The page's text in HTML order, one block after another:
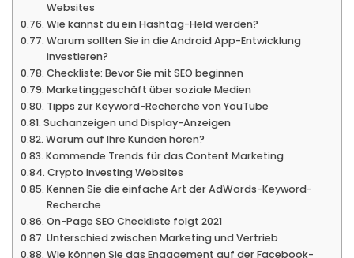
Websites
Wie kannst du ein Hashtag-Held werden?
Warum sollten Sie in die Android App-Entwicklung
investieren?
Checkliste: Bevor Sie mit SEO beginnen
Marketinggeschäft über soziale Medien
Tipps zur Keyword-Recherche von YouTube
Suchanzeigen und Display-Anzeigen
Warum auf Ihre Kunden hören?
Kommende Trends für das Content Marketing
Crypto Investing Websites
Kennen Sie die einfache Art der AdWords-Keyword-
Recherche
On-Page SEO Checkliste folgt 2021
Unterschied zwischen Marketing und Vertrieb
Wie können Sie das Engagement auf der Facebook-